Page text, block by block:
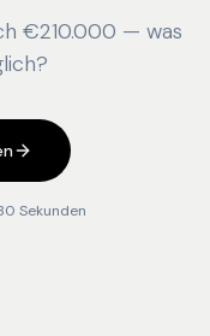
€210.000 — was
Sekunden